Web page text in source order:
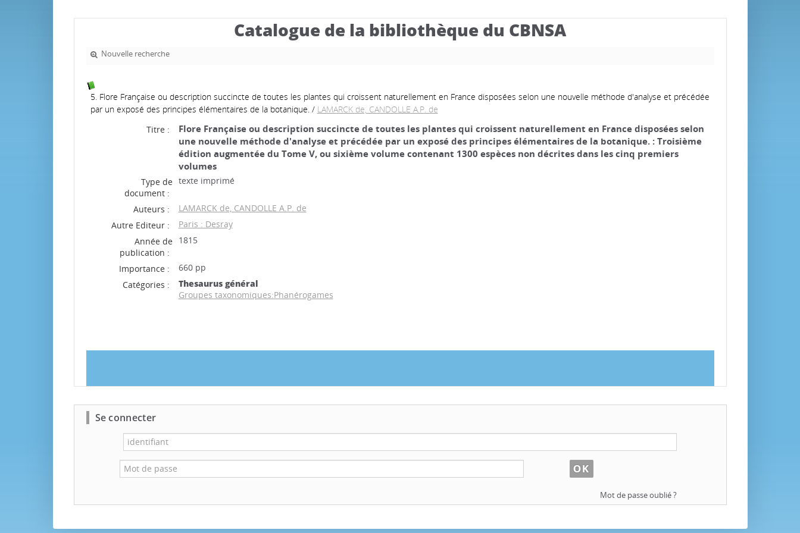
Catalogue de la bibliothèque du CBNSA
Nouvelle recherche
5. Flore Française ou description succincte de toutes les plantes qui croissent naturellement en France disposées selon une nouvelle méthode d'analyse et précédée
par un exposé des principes élémentaires de la botanique./ LAMARCK de, CANDOLLE A.P. de
Titre :
Flore Française ou description succincte de toutes les plantes qui croissent naturellement en France disposées selon
une nouvelle méthode d'analyse et précédée par un exposé des principes élémentaires de la botanique. : Troisième
édition augmentée du Tome V, ou sixième volume contenant 1300 espèces non décrites dans les cinq premiers
volumes
Type de
document :
texte imprimé
Auteurs :
LAMARCK de, CANDOLLE A.P. de
Autre Editeur :
Paris : Desray
Année de
publication :
1815
Importance :
660 pp
Catégories :
Thesaurus général
Groupes taxonomiques:Phanérogames
Se connecter
Mot de passe oublié ?